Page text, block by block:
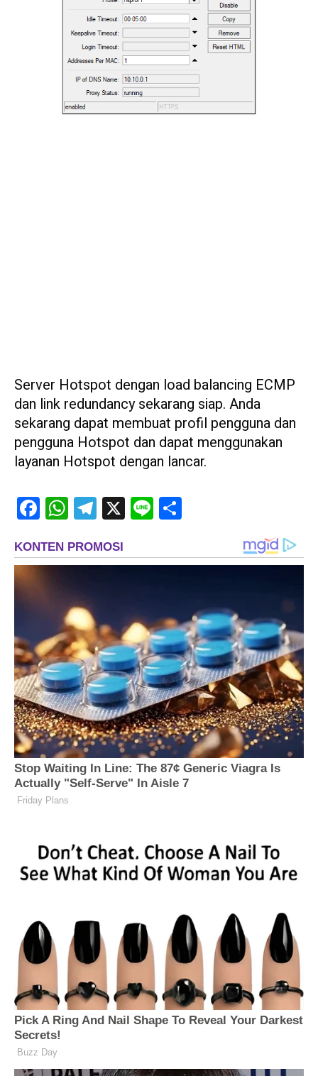
Server Hotspot dengan load balancing ECMP
dan link redundancy sekarang siap. Anda
sekarang dapat membuat profil pengguna dan
pengguna Hotspot dan dapat menggunakan
layanan Hotspot dengan lancar.
FacebookWhatsAppTelegram
X Line